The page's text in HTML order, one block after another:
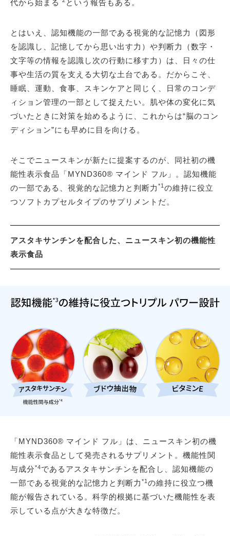
代から始まる
という報告もある。
とはいえ、認知機能の一部である視覚的な記憶力（図形
を認識し、記憶してから思い出す力）や判断力（数字・
文字等の情報を認識し次の行動に移す力）は、日々の仕
事や生活の質を支える大切な土台である。だからこそ、
睡眠、運動、食事、スキンケアと同じく、日常のコンデ
ィション管理の一部として捉えたい。肌や体の変化に気
づいたときに対策を始めるように、これからは“脳のコン
ディション”にも早めに目を向ける。
そこでニュースキンが新たに提案するのが、同社初の機
能性表示食品「MYND360® マインド フル」。認知機能
の一部である、視覚的な記憶力と判断力 *1 の維持に役立
つソフトカプセルタイプのサプリメントだ。
アスタキサンチンを配合した、ニュースキン初の機能性
表示食品
「MYND360® マインド フル」は、ニュースキン初の機
能性表示食品として発売されるサプリメント。機能性関
与成分*4であるアスタキサンチンを配合し、認知機能の
一部である視覚的な記憶力と判断力 *1 の維持に役立つ機
能が報告されている。科学的根拠に基づいた機能性を表
示している点が大きな特徴だ。